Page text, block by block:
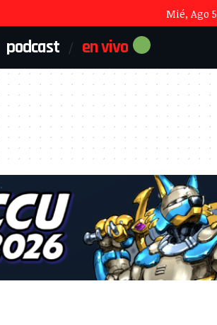
Mié, Ago 5
podcast en vivo